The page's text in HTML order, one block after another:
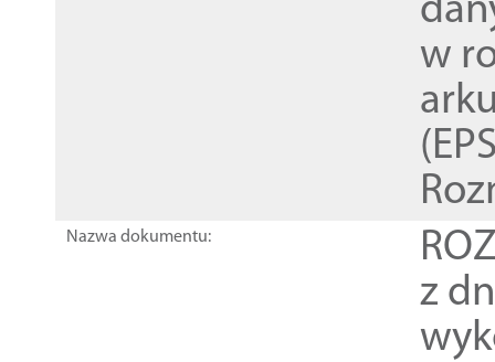
w
Nazwa dokumentu:
z